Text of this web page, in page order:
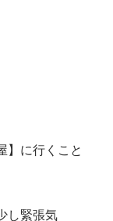
】に行くこと
し緊張気